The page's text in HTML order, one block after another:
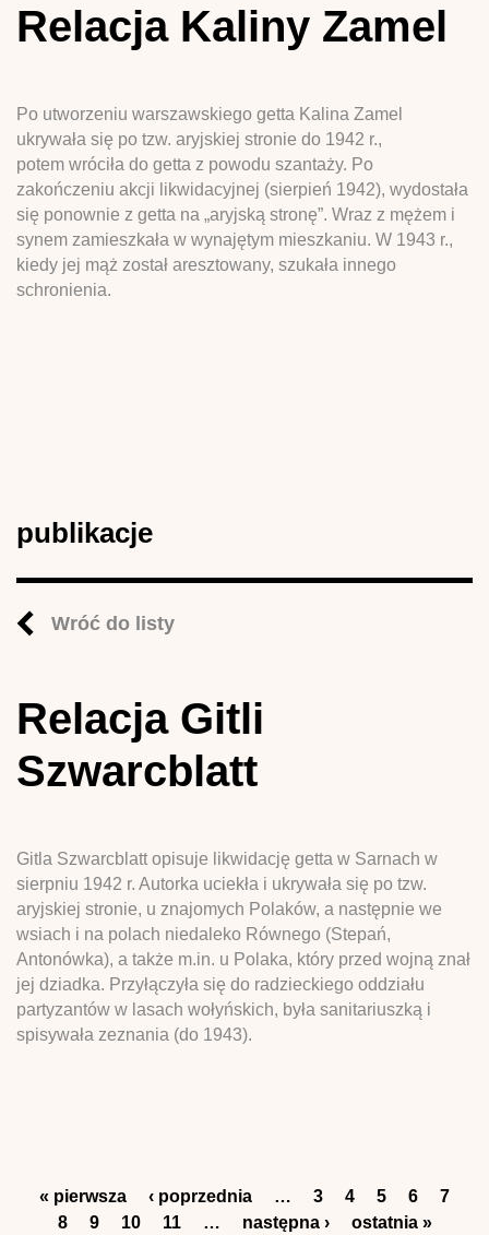
Relacja Kaliny Zamel
Po utworzeniu warszawskiego getta Kalina Zamel
ukrywała się po tzw. aryjskiej stronie do 1942 r.,
potem wróciła do getta z powodu szantaży. Po
zakończeniu akcji likwidacyjnej (sierpień 1942), wydostała
się ponownie z getta na „aryjską stronę”. Wraz z mężem i
synem zamieszkała w wynajętym mieszkaniu. W 1943 r.,
kiedy jej mąż został aresztowany, szukała innego
schronienia.
publikacje
Wróć do listy
Relacja Gitli
Szwarcblatt
Gitla Szwarcblatt opisuje likwidację getta w Sarnach w
sierpniu 1942 r. Autorka uciekła i ukrywała się po tzw.
aryjskiej stronie, u znajomych Polaków, a następnie we
wsiach i na polach niedaleko Równego (Stepań,
Antonówka), a także m.in. u Polaka, który przed wojną znał
jej dziadka. Przyłączyła się do radzieckiego oddziału
partyzantów w lasach wołyńskich, była sanitariuszką i
spisywała zeznania (do 1943).
Strony
« pierwsza ‹ poprzednia … 3 4 5 6
7
8
9 10 11 … następna › ostatnia »